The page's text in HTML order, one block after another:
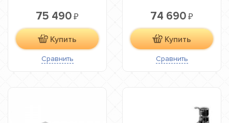
75 490 ₽
Купить
Сравнить
74 690 ₽
Купить
Сравнить